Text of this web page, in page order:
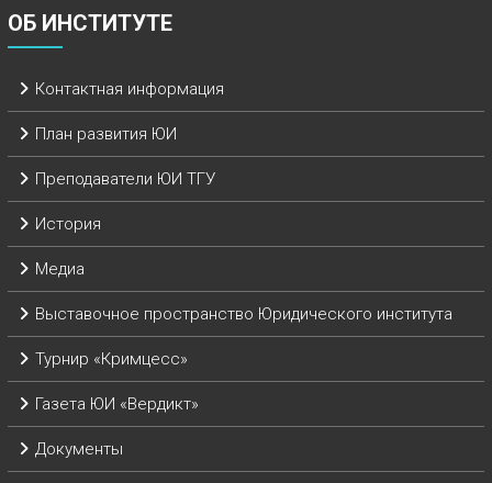
ОБ ИНСТИТУТЕ
Контактная информация
План развития ЮИ
Преподаватели ЮИ ТГУ
История
Медиа
Выставочное пространство Юридического института
Турнир «Кримцесс»
Газета ЮИ «Вердикт»
Документы